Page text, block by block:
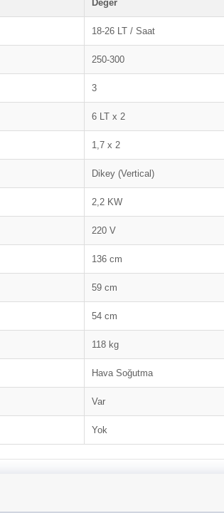
Değer
18-26 LT / Saat
250-300
3
6 LT x 2
1,7 x 2
Dikey (Vertical)
2,2 KW
220 V
136 cm
59 cm
54 cm
118 kg
Hava Soğutma
Var
Yok